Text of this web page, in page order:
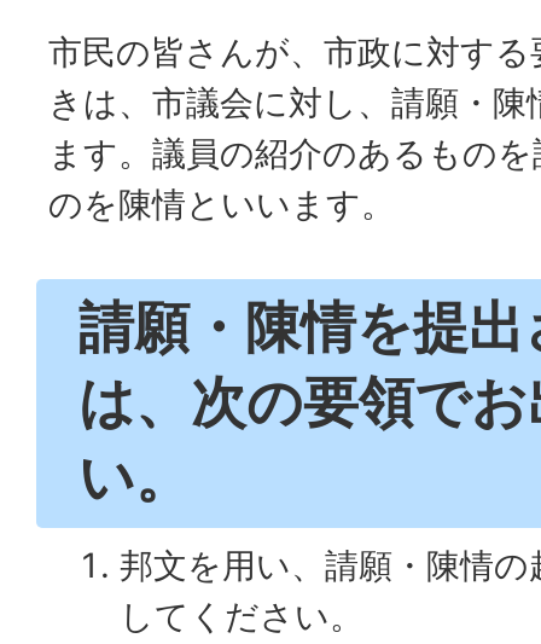
市民の皆さんが、市政に対す
きは、市議会に対し、請願・
ます。議員の紹介のあるもの
のを陳情といいます。
請願・陳情を提
は、次の要領で
い。
邦文を用い、請願・陳情
してください。